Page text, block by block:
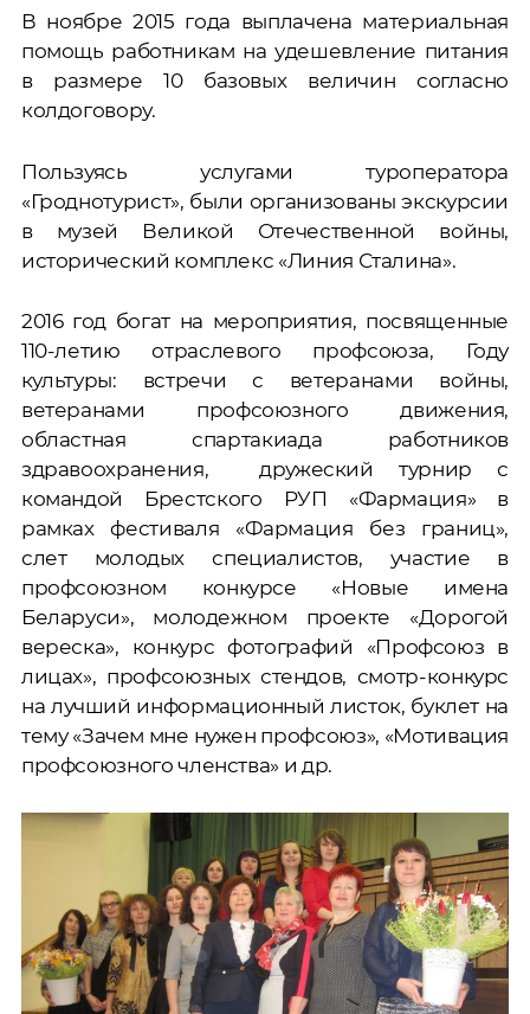
В ноябре 2015 года выплачена материальная
помощь работникам на удешевление питания
в размере 10 базовых величин согласно
колдоговору.
Пользуясь услугами туроператора
«Гроднотурист», были организованы экскурсии
в музей Великой Отечественной войны,
исторический комплекс «Линия Сталина».
2016 год богат на мероприятия, посвященные
110-летию отраслевого профсоюза, Году
культуры: встречи с ветеранами войны,
ветеранами профсоюзного движения,
областная спартакиада работников
здравоохранения, дружеский турнир с
командой Брестского РУП «Фармация» в
рамках фестиваля «Фармация без границ»,
слет молодых специалистов, участие в
профсоюзном конкурсе «Новые имена
Беларуси», молодежном проекте «Дорогой
вереска», конкурс фотографий «Профсоюз в
лицах», профсоюзных стендов, смотр-конкурс
на лучший информационный листок, буклет на
тему «Зачем мне нужен профсоюз», «Мотивация
профсоюзного членства» и др.